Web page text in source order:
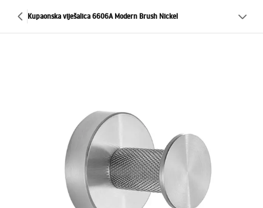
Kupaonska viješalica 6606A Modern Brush Nickel